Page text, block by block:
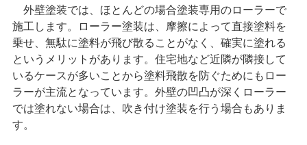
外壁塗装では、ほとんどの場合塗装専用のローラーで
施工します。ローラー塗装は、摩擦によって直接塗料を
乗せ、無駄に塗料が飛び散ることがなく、確実に塗れる
というメリットがあります。住宅地など近隣が隣接して
いるケースが多いことから塗料飛散を防ぐためにもロー
ラーが主流となっています。外壁の凹凸が深くローラー
では塗れない場合は、吹き付け塗装を行う場合もありま
す。